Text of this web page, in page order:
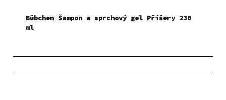
Bübchen Šampon a sprchový gel Příšery 230
ml